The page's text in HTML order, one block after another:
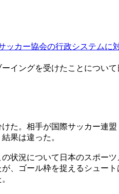
ッカー協会の行政システムに
イングを受けたことについて
た。相手が国際サッカー連
果は違った。
状況について日本のスポー
、ゴール枠を捉えるシュー